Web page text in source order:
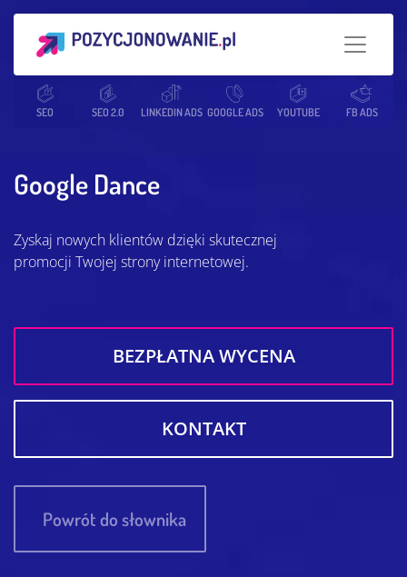
SEO SEO 2.0 LINKEDIN ADS GOOGLE ADS YOUTUBE FB ADS
Strona główna Słowniczek SEO Google Dance
Google Dance
Zyskaj nowych klientów dzięki skutecznej
promocji Twojej strony internetowej.
BEZPŁATNA WYCENA
KONTAKT
Powrót do słownika